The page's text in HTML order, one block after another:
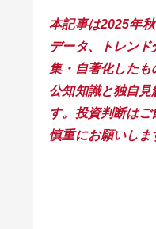
本記事は2025年
データ、トレン
集・自著化したも
公知知識と独自
す。投資判断は
慎重にお願いしま